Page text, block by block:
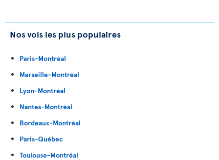
Nos vols les plus populaires
Paris-Montréal
Marseille-Montréal
Lyon-Montréal
Nantes-Montréal
Bordeaux-Montréal
Paris-Québec
Toulouse-Montréal